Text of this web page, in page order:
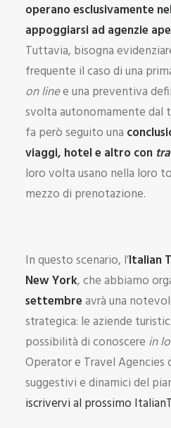
operano esclusivamente
appoggiarsi ad agenzie
Tuttavia, bisogna
frequente il caso di una
on linee una preventiva
svolta autonomamente dal
fa però seguito una
viaggi, hotel e altro con
loro volta usano nella loro
mezzo di prenotazione.
In questo scenario, l’Italian
New York, che abbiamo
settembreavrà una
strategica: le aziende
possibilità di conoscere in
Operator e Travel Agencies
suggestivi e dinamici del
iscrivervi al prossimo